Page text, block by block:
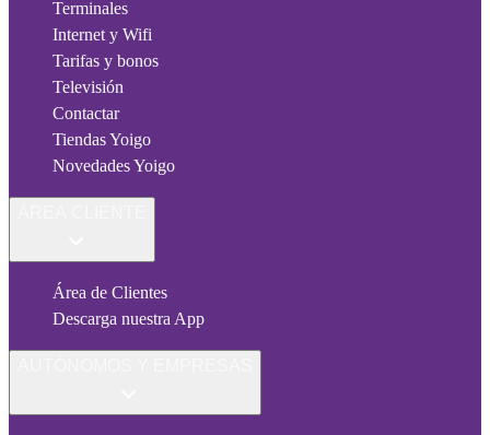
Terminales
Internet y Wifi
Tarifas y bonos
Televisión
Contactar
Tiendas Yoigo
Novedades Yoigo
Área de Clientes
Descarga nuestra App